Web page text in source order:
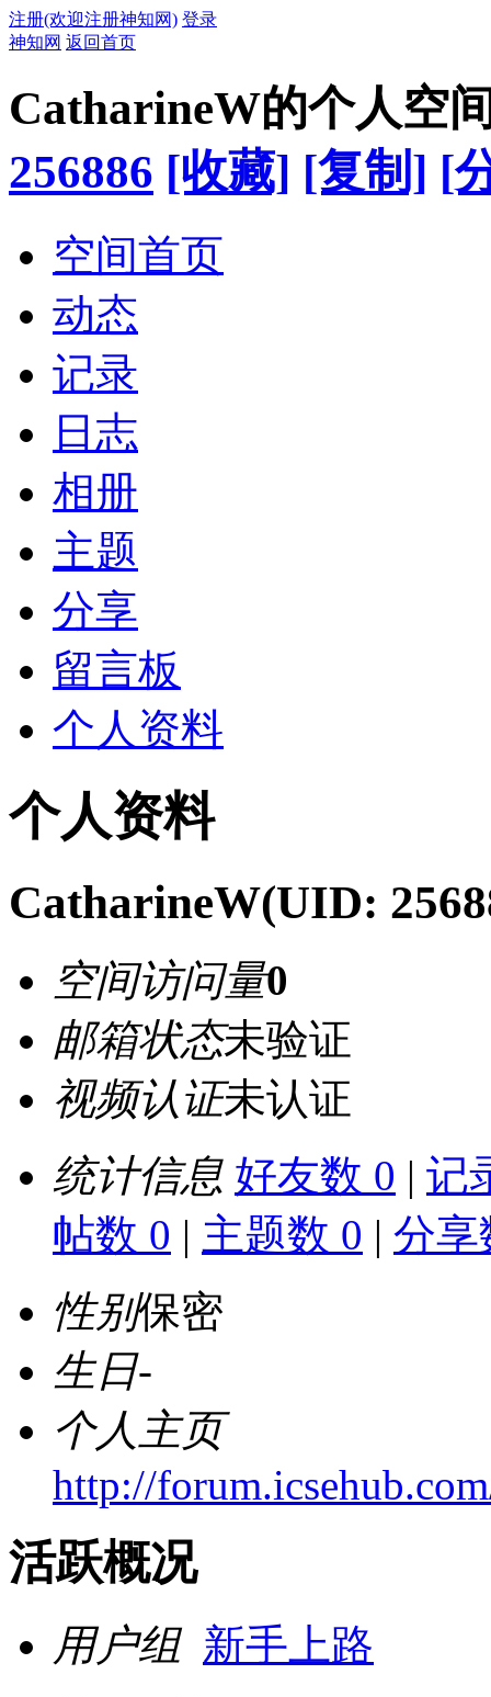
注册(欢迎注册神知网) 登录
神知网 返回首页
CatharineW的个人空
256886 [收藏] [复制] [
空间首页
动态
记录
日志
相册
主题
分享
留言板
个人资料
个人资料
CatharineW(UID:
空间访问量0
邮箱状态未验证
视频认证未认证
统计信息 好友数 0 | 记
帖数 0 | 主题数 0 | 分享
性别保密
生日-
个人主页
http://
活跃概况
用户组 新手上路